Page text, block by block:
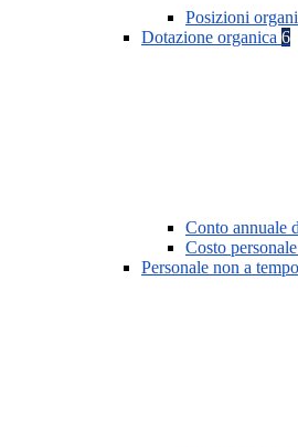
Posizioni
Dotazione organica 6
Conto annuale
Costo
Personale non a